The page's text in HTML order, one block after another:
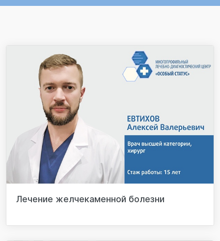
Лечение желчекаменной болезни